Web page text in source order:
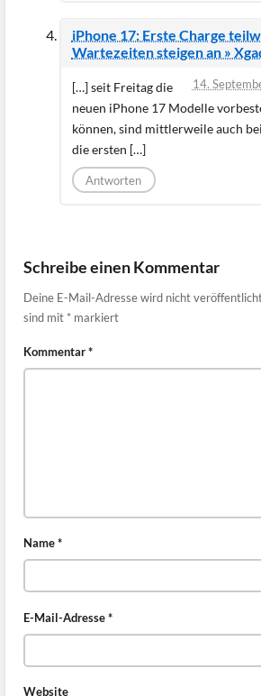
iPhone 17: Erste Charge
Wartezeiten steigen an »
14.
[…] seit Freitag die
neuen iPhone 17 Modelle
können, sind mittlerweile auch
die ersten […]
Antworten
Schreibe einen Kommentar
Deine E-Mail-Adresse wird nicht
sind mit * markiert
Kommentar*
Name*
E-Mail-Adresse*
Website